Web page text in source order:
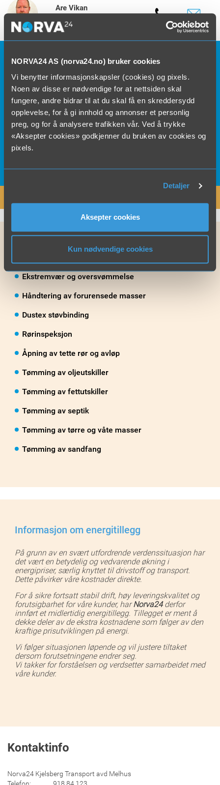
NORVA24 AS (norva24.no) bruker cookies
Vi benytter informasjonskapsler (cookies) og pixels.
Noen av disse er nødvendige for at nettsiden skal
fungere, andre bidrar til at du skal få en skreddersydd
opplevelse, for å gi innhold og annonser et personlig
preg, og for å analysere trafikken vår. Ved å trykke
«Aksepter cookies» godkjenner du bruken av cookies og
pixels.
Detaljer
Aksepter cookies
Kun nødvendige cookies
Are Vikan
Aktuelle tjenester
Ekstremvær og oversvømmelse
Håndtering av forurensede masser
Dustex støvbinding
Rørinspeksjon
Åpning av tette rør og avløp
Tømming av oljeutskiller
Tømming av fettutskiller
Tømming av septik
Tømming av tørre og våte masser
Tømming av sandfang
Informasjon om energitillegg
På grunn av en svært utfordrende verdenssituasjon har
det vært en betydelig og vedvarende økning i
energipriser, særlig knyttet til drivstoff og transport.
Dette påvirker våre kostnader direkte.
For å sikre fortsatt stabil drift, høy leveringskvalitet og
forutsigbarhet for våre kunder, harNorva24derfor
innført et midlertidig energitillegg. Tillegget er ment å
dekke deler av de ekstra kostnadene som følger av den
kraftige prisutviklingen på energi.
Vi følger situasjonen løpende og vil justere tiltaket
dersom forutsetningene endrer seg.
Vi takker for forståelsen og verdsetter samarbeidet med
våre kunder.
Kontaktinfo
Norva24 Kjelsberg Transport avd Melhus